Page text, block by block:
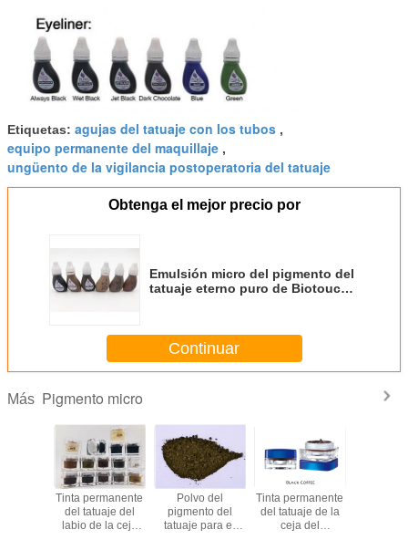
Etiquetas: agujas del tatuaje con los tubos ,
equipo permanente del maquillaje ,
ungüento de la vigilancia postoperatoria del tatuaje
Obtenga el mejor precio por
Emulsión micro del pigmento del
tatuaje eterno puro de Biotouch
Continuar
Más Pigmento micro
Tinta permanente
del tatuaje del
labio de la ceja
Polvo del
pigmento del
tatuaje para el
Tinta permanente
del tatuaje de la
ceja del